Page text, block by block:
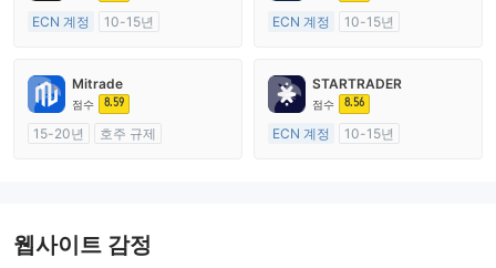
ECN 계정
10-15년
외환 거래 라이선스 (MM)
마스터 레이블 MT4
ECN 계정
10-15년
외환 거래 라이선스 (MM)
마스터 레이블 MT4
Mitrade
점수 8.59
15-20년
호주 규제
STARTRADER
점수 8.56
ECN 계정
10-15년
웹사이트 감정